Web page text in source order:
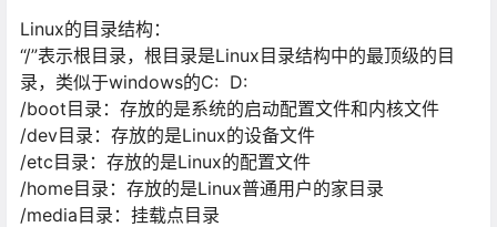
Linux的⽬录结构：
“/”表示根⽬录，根⽬录是Linux⽬录结构中的最顶级的⽬
录，类似于windows的C: D:
/boot⽬录：存放的是系统的启动配置⽂件和内核⽂件
/dev⽬录：存放的是Linux的设备⽂件
/etc⽬录：存放的是Linux的配置⽂件
/home⽬录：存放的是Linux普通⽤户的家⽬录
/media⽬录：挂载点⽬录